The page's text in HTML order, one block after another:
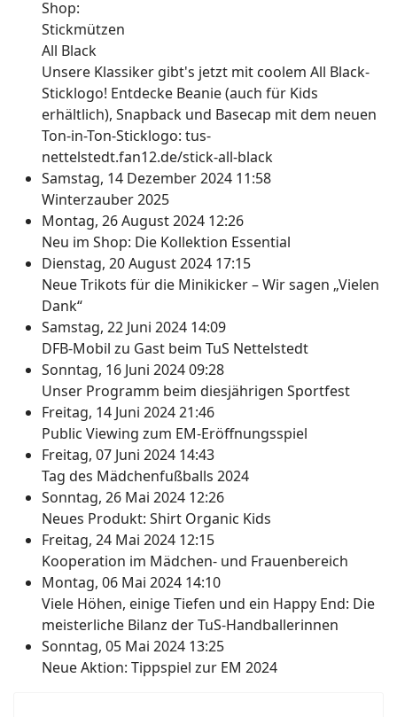
Unsere Klassiker gibt's jetzt mit coolem All Black-
Sticklogo! Entdecke Beanie (auch für Kids
erhältlich), Snapback und Basecap mit dem neuen
Ton-in-Ton-Sticklogo: tus-
nettelstedt.fan12.de/stick-all-black
Samstag, 14 Dezember 2024 11:58
Winterzauber 2025
Montag, 26 August 2024 12:26
Neu im Shop: Die Kollektion Essential
Dienstag, 20 August 2024 17:15
Neue Trikots für die Minikicker – Wir sagen „Vielen
Dank“
Samstag, 22 Juni 2024 14:09
DFB-Mobil zu Gast beim TuS Nettelstedt
Sonntag, 16 Juni 2024 09:28
Unser Programm beim diesjährigen Sportfest
Freitag, 14 Juni 2024 21:46
Public Viewing zum EM-Eröffnungsspiel
Freitag, 07 Juni 2024 14:43
Tag des Mädchenfußballs 2024
Sonntag, 26 Mai 2024 12:26
Neues Produkt: Shirt Organic Kids
Freitag, 24 Mai 2024 12:15
Kooperation im Mädchen- und Frauenbereich
Montag, 06 Mai 2024 14:10
Viele Höhen, einige Tiefen und ein Happy End: Die
meisterliche Bilanz der TuS-Handballerinnen
Sonntag, 05 Mai 2024 13:25
Neue Aktion: Tippspiel zur EM 2024